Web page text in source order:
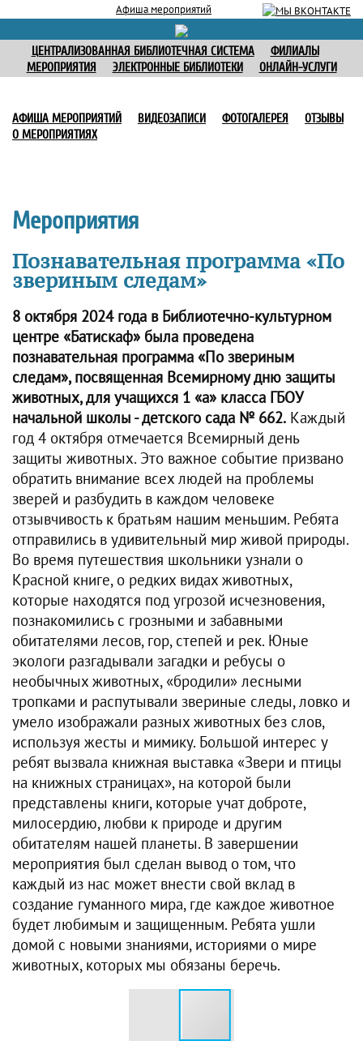
Афиша мероприятий
ЦЕНТРАЛИЗОВАННАЯ БИБЛИОТЕЧНАЯ СИСТЕМА
ФИЛИАЛЫ
МЕРОПРИЯТИЯ
ЭЛЕКТРОННЫЕ БИБЛИОТЕКИ ОНЛАЙН-УСЛУГИ
АФИША МЕРОПРИЯТИЙ ВИДЕОЗАПИСИ ФОТОГАЛЕРЕЯ
ОТЗЫВЫ
О МЕРОПРИЯТИЯХ
Мероприятия
Познавательная программа «По
звериным следам»
8 октября 2024 года в Библиотечно-культурном
центре «Батискаф» была проведена
познавательная программа «По звериным
следам», посвященная Всемирному дню защиты
животных, для учащихся 1 «а» класса ГБОУ
начальной школы - детского сада № 662. Каждый
год 4 октября отмечается Всемирный день
защиты животных. Это важное событие призвано
обратить внимание всех людей на проблемы
зверей и разбудить в каждом человеке
отзывчивость к братьям нашим меньшим. Ребята
отправились в удивительный мир живой природы.
Во время путешествия школьники узнали о
Красной книге, о редких видах животных,
которые находятся под угрозой исчезновения,
познакомились с грозными и забавными
обитателями лесов, гор, степей и рек. Юные
экологи разгадывали загадки и ребусы о
необычных животных, «бродили» лесными
тропками и распутывали звериные следы, ловко и
умело изображали разных животных без слов,
используя жесты и мимику. Большой интерес у
ребят вызвала книжная выставка «Звери и птицы
на книжных страницах», на которой были
представлены книги, которые учат доброте,
милосердию, любви к природе и другим
обитателям нашей планеты. В завершении
мероприятия был сделан вывод о том, что
каждый из нас может внести свой вклад в
создание гуманного мира, где каждое животное
будет любимым и защищенным. Ребята ушли
домой с новыми знаниями, историями о мире
животных, которых мы обязаны беречь.